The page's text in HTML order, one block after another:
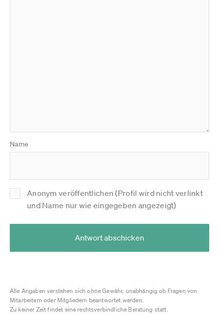
Name
Anonym veröffentlichen (Profil wird nicht verlinkt
und Name nur wie eingegeben angezeigt)
Antwort abschicken
Alle Angaben verstehen sich ohne Gewähr, unabhängig ob Fragen von
Mitarbeitern oder Mitgliedern beantwortet werden.
Zu keiner Zeit findet eine rechtsverbindliche Beratung statt.